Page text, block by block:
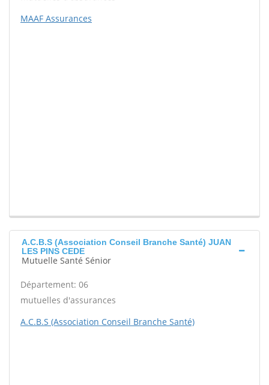
MAAF Assurances
A.C.B.S (Association Conseil Branche Santé) JUAN
LES PINS CEDE
Mutuelle Santé Sénior
Département: 06
mutuelles d'assurances
A.C.B.S (Association Conseil Branche Santé)